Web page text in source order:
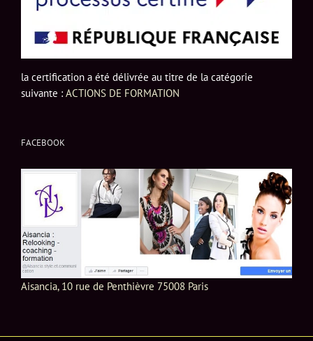
la certification a été délivrée au titre de la catégorie
suivante : ACTIONS DE FORMATION
FACEBOOK
Aisancia, 10 rue de Penthièvre 75008 Paris